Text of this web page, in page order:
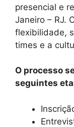
presencial e
Janeiro – RJ.
flexibilidade,
times e a
O processo
seguintes